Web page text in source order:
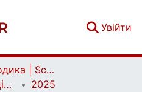
Увійти
Наукова періодика | Scientific periodicals
Вісник Київського національного університету імені Тараса Шевченка. Соціальна робота | Bulletin of Taras Shevchenko National University of Kyiv. Social work
2025